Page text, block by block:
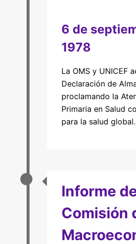
6 de
1978
La OMS y UNICEF
Declaración de
proclamando la
Primaria en Salud
para la salud global.
Informe
Comisión